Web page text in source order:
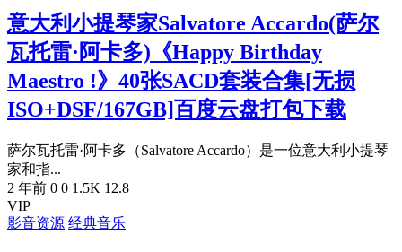
意大利小提琴家Salvatore Accardo(萨尔
瓦托雷·阿卡多)《Happy Birthday
Maestro !》40张SACD套装合集[无损
ISO+DSF/167GB]百度云盘打包下载
萨尔瓦托雷·阿卡多（Salvatore Accardo）是一位意大利小提琴
家和指...
2 年前 0 0 1.5K 12.8
VIP
影音资源 经典音乐